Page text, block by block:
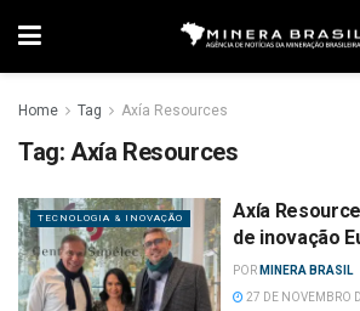
Home Tag Axía Resources
Tag: Axía Resources
TECNOLOGIA & INOVAÇÃO
Axía
de inovação
POR MINERA BRASIL
27 DE NOVEMBRO